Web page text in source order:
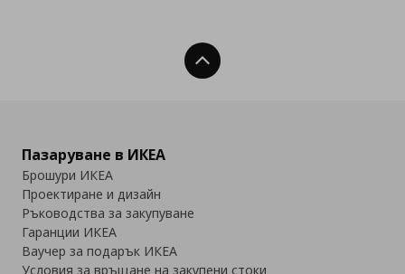
Нагоре
Пазаруване в ИКЕА
Брошури ИКЕА
Проектиране и дизайн
Ръководства за закупуване
Гаранции ИКЕА
Ваучер за подарък ИКЕА
Условия за връщане на закупени стоки